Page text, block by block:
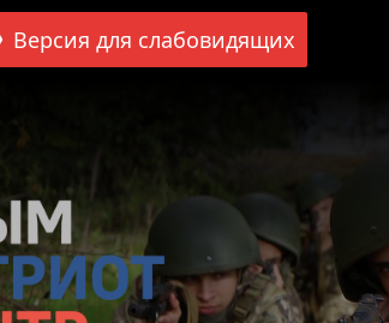
Версия для слабовидящих